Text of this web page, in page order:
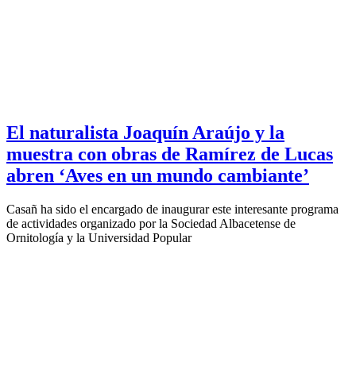
El naturalista Joaquín Araújo y la
muestra con obras de Ramírez de Lucas
abren ‘Aves en un mundo cambiante’
Casañ ha sido el encargado de inaugurar este interesante programa
de actividades organizado por la Sociedad Albacetense de
Ornitología y la Universidad Popular